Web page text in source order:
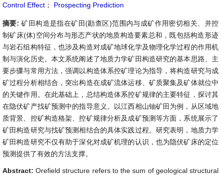
Control Effect ； Prospecting Prediction
摘要:矿田构造是指在矿田(勘查区)范围内与成矿作用密切相关、并控
制矿床(体)空间分布与形态产状的地质构造要素总和，既包括构造形迹
与岩石组构特征，也涉及构造对成矿地球化学及物理化学过程的作用机
制与演化历史。本文系统阐述了地质力学矿田构造研究的基本思路、主
要步骤与常用方法，强调以构造体系控矿理论为指导，将构造研究与成
矿过程分析相结合，突出构造在成矿流体运移、矿质聚集及矿体就位中
的关键作用。在此基础上，总结构造体系控矿规律的主要特征，探讨其
在隐伏矿产找矿预测中的指导意义。以江西相山铀矿田为例，从区域地
质背景、控矿构造格架、控矿规律分析及成矿预测等方面，系统展示了
矿田构造研究与找矿预测相结合的具体实践过程。研究表明，地质力学
矿田构造研究不仅有助于深化对成矿机理的认识，也为隐伏矿床的定位
预测提供了有效的方法支撑。
Abstract:Orefield structure refers to the sum of geological structural